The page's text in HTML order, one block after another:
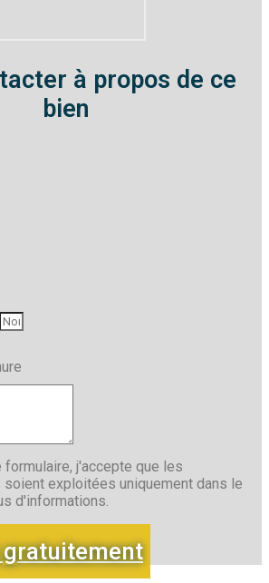
à propos de ce
bien
formulaire, j'accepte que les
exploitées uniquement dans le
d'informations.
gratuitement